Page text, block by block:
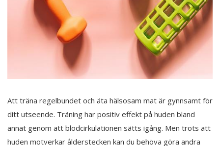
Att träna regelbundet och äta hälsosam mat är gynnsamt för
ditt utseende. Träning har positiv effekt på huden bland
annat genom att blodcirkulationen sätts igång. Men trots att
huden motverkar ålderstecken kan du behöva göra andra